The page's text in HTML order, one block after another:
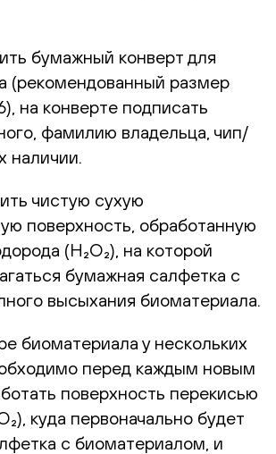
бумажный конверт для
(рекомендованный размер
на конверте подписать
фамилию владельца, чип/
наличии.
чистую сухую
поверхность, обработанную
(H₂O₂), на которой
бумажная салфетка с
высыхания биоматериала.
биоматериала у нескольких
перед каждым новым
поверхность перекисью
куда первоначально будет
с биоматериалом, и